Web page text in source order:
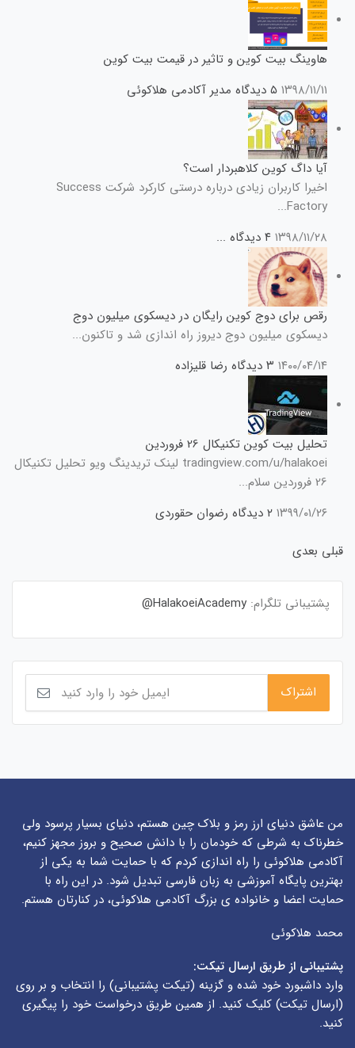
هاوینگ بیت کوین و تاثیر در قیمت بیت کوین
۱۳۹۸/۱۱/۱۱ ۵ دیدگاه مدیر آکادمی هلاکوئی
آیا داگ کوین کلاهبردار است؟
اخیرا کاربران زیادی درباره درستی کارکرد شرکت Success
Factory...
۱۳۹۸/۱۱/۲۸ ۴ دیدگاه ...
رقص برای دوج کوین رایگان در دیسکوی میلیون دوج
دیسکوی میلیون دوج دیروز راه اندازی شد و تاکنون...
۱۴۰۰/۰۴/۱۴ ۳ دیدگاه رضا قلیزاده
تحلیل بیت کوین تکنیکال 26 فروردین
tradingview.com/u/halakoei لینک تریدینگ ویو تحلیل تکنیکال
26 فروردین سلام...
۱۳۹۹/۰۱/۲۶ ۲ دیدگاه
رضوان حقوردی
قبلی بعدی
پشتیبانی تلگرام: HalakoeiAcademy@
من عاشق دنیای ارز رمز و بلاک چین هستم، دنیای بسیار پرسود ولی
خطرناک به شرطی که خودمان را با دانش صحیح و بروز مجهز کنیم،
آکادمی هلاکوئی را راه اندازی کردم که با حمایت شما به یکی از
بهترین پایگاه آموزشی به زبان فارسی تبدیل شود. در این راه با
حمایت اعضا و خانواده ی بزرگ آکادمی هلاکوئی، در کنارتان هستم.
محمد هلاکوئی
پشتیبانی از طریق ارسال تیکت:
وارد داشبورد خود شده و گزینه (تیکت پشتیبانی) را انتخاب و بر روی
(ارسال تیکت) کلیک کنید. از همین طریق درخواست خود را پیگیری
کنید.